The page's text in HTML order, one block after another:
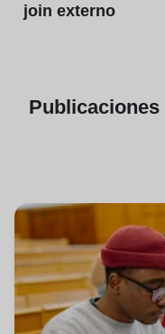
join externo
Publicaciones